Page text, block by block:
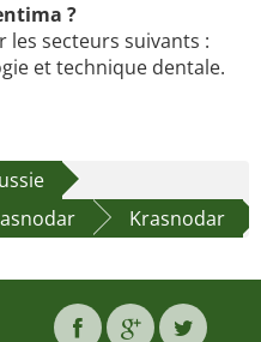
?
les secteurs suivants :
et technique dentale.
Krasnodar